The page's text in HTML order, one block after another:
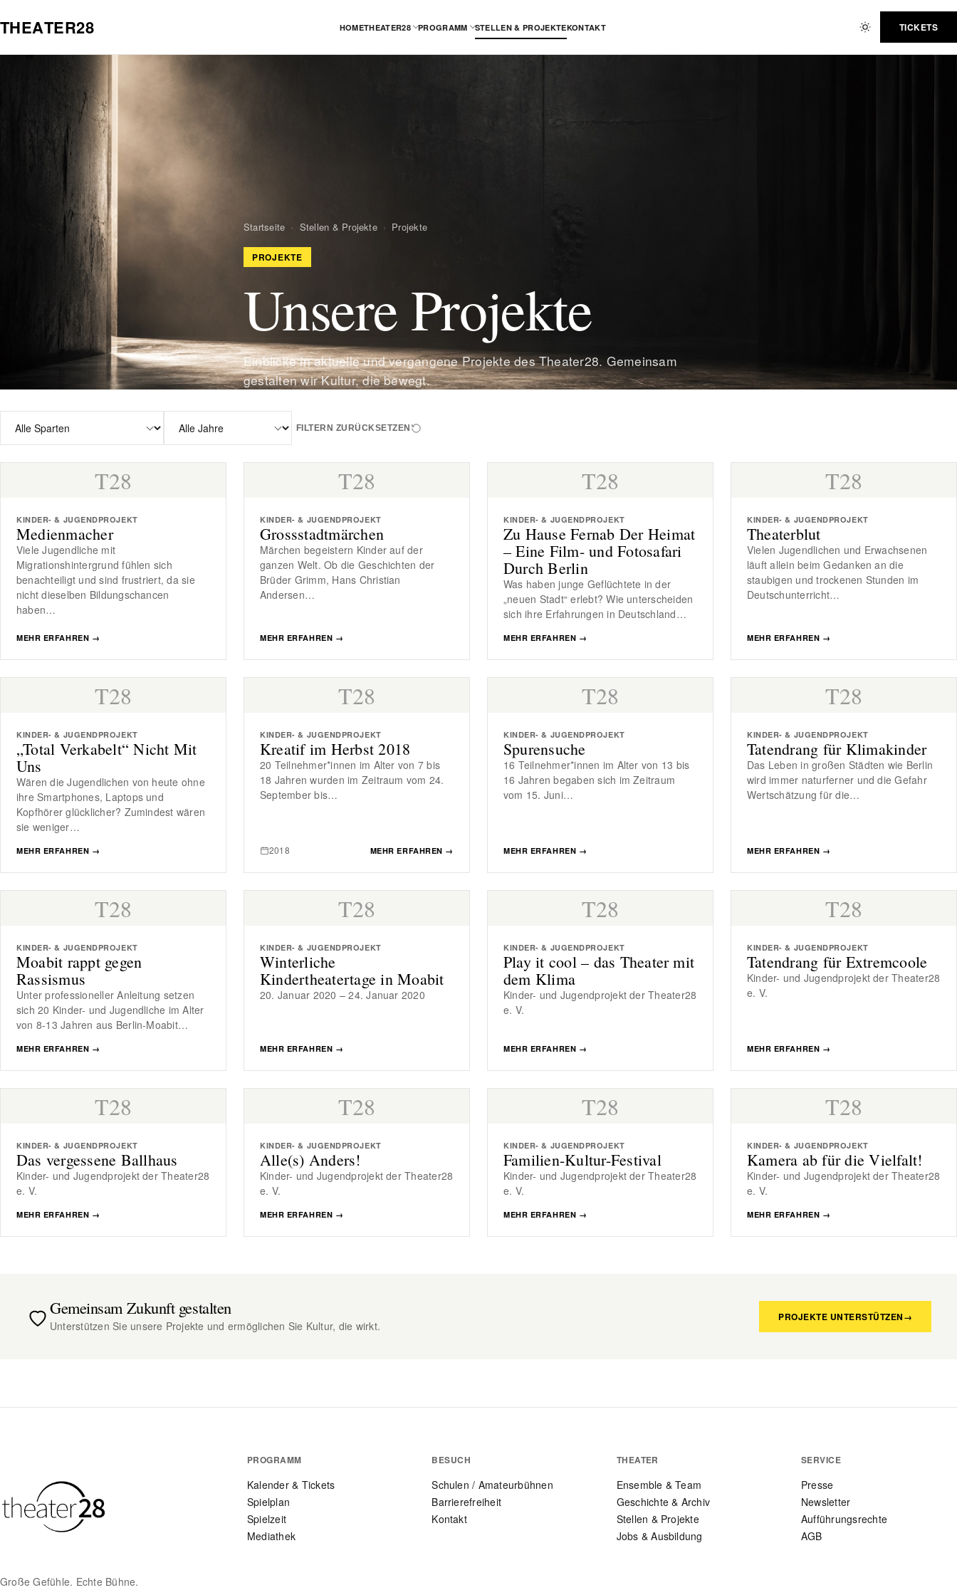
THEATER28 HOMETHEATER28 PROGRAMM STELLEN & PROJEKTEKONTAKT TICKETS
Startseite › Stellen & Projekte › Projekte
PROJEKTE
Unsere Projekte
Einblicke in aktuelle und vergangene Projekte des Theater28. Gemeinsam
gestalten wir Kultur, die bewegt.
FILTERN ZURÜCKSETZEN
T28
KINDER- & JUGENDPROJEKT
Medienmacher
Viele Jugendliche mit
Migrationshintergrund fühlen sich
benachteiligt und sind frustriert, da sie
nicht dieselben Bildungschancen
haben…
MEHR ERFAHREN →
T28
KINDER- & JUGENDPROJEKT
Grossstadtmärchen
Märchen begeistern Kinder auf der
ganzen Welt. Ob die Geschichten der
Brüder Grimm, Hans Christian
Andersen…
MEHR ERFAHREN →
T28
KINDER- & JUGENDPROJEKT
Zu Hause Fernab Der Heimat
– Eine Film- und Fotosafari
Durch Berlin
Was haben junge Geflüchtete in der
„neuen Stadt“ erlebt? Wie unterscheiden
sich ihre Erfahrungen in Deutschland…
MEHR ERFAHREN →
T28
KINDER- & JUGENDPROJEKT
Theaterblut
Vielen Jugendlichen und Erwachsenen
läuft allein beim Gedanken an die
staubigen und trockenen Stunden im
Deutschunterricht…
MEHR ERFAHREN →
T28
KINDER- & JUGENDPROJEKT
„Total Verkabelt“ Nicht Mit
Uns
Wären die Jugendlichen von heute ohne
ihre Smartphones, Laptops und
Kopfhörer glücklicher? Zumindest wären
sie weniger…
MEHR ERFAHREN →
T28
KINDER- & JUGENDPROJEKT
Kreatif im Herbst 2018
20 Teilnehmer*innen im Alter von 7 bis
18 Jahren wurden im Zeitraum vom 24.
September bis…
2018 MEHR ERFAHREN →
T28
KINDER- & JUGENDPROJEKT
Spurensuche
16 Teilnehmer*innen im Alter von 13 bis
16 Jahren begaben sich im Zeitraum
vom 15. Juni…
MEHR ERFAHREN →
T28
KINDER- & JUGENDPROJEKT
Tatendrang für Klimakinder
Das Leben in großen Städten wie Berlin
wird immer naturferner und die Gefahr
Wertschätzung für die…
MEHR ERFAHREN →
T28
KINDER- & JUGENDPROJEKT
Moabit rappt gegen
Rassismus
Unter professioneller Anleitung setzen
sich 20 Kinder- und Jugendliche im Alter
von 8-13 Jahren aus Berlin-Moabit…
MEHR ERFAHREN →
T28
KINDER- & JUGENDPROJEKT
Winterliche
Kindertheatertage in Moabit
20. Januar 2020 – 24. Januar 2020
MEHR ERFAHREN →
T28
KINDER- & JUGENDPROJEKT
Play it cool – das Theater mit
dem Klima
Kinder- und Jugendprojekt der Theater28
e. V.
MEHR ERFAHREN →
T28
KINDER- & JUGENDPROJEKT
Tatendrang für Extremcoole
Kinder- und Jugendprojekt der Theater28
e. V.
MEHR ERFAHREN →
T28
KINDER- & JUGENDPROJEKT
Das vergessene Ballhaus
Kinder- und Jugendprojekt der Theater28
e. V.
MEHR ERFAHREN →
T28
KINDER- & JUGENDPROJEKT
Alle(s) Anders!
Kinder- und Jugendprojekt der Theater28
e. V.
MEHR ERFAHREN →
T28
KINDER- & JUGENDPROJEKT
Familien-Kultur-Festival
Kinder- und Jugendprojekt der Theater28
e. V.
MEHR ERFAHREN →
T28
KINDER- & JUGENDPROJEKT
Kamera ab für die Vielfalt!
Kinder- und Jugendprojekt der Theater28
e. V.
MEHR ERFAHREN →
Gemeinsam Zukunft gestalten
Unterstützen Sie unsere Projekte und ermöglichen Sie Kultur, die wirkt.
PROJEKTE UNTERSTÜTZEN→
Große Gefühle. Echte Bühne.
PROGRAMM
Kalender & Tickets
Spielplan
Spielzeit
Mediathek
BESUCH
Schulen / Amateurbühnen
Barrierefreiheit
Kontakt
THEATER
Ensemble & Team
Geschichte & Archiv
Stellen & Projekte
Jobs & Ausbildung
SERVICE
Presse
Newsletter
Aufführungsrechte
AGB